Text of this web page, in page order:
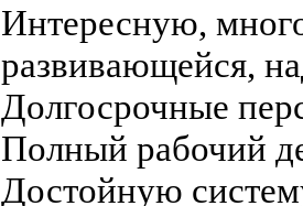
Интересную,
развивающейся,
Долгосрочные
Полный рабочий
Достойную